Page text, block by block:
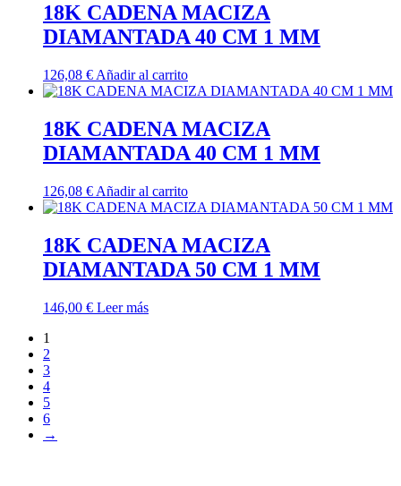
18K CADENA MACIZA
DIAMANTADA 40 CM 1 MM
126,08 € Añadir al carrito
18K CADENA MACIZA
DIAMANTADA 40 CM 1 MM
126,08 € Añadir al carrito
18K CADENA MACIZA
DIAMANTADA 50 CM 1 MM
146,00 € Leer más
1
2
3
4
5
6
→